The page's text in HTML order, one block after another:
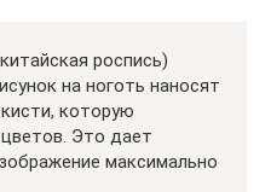
роспись)
на ноготь наносят
которую
Это дает
максимально